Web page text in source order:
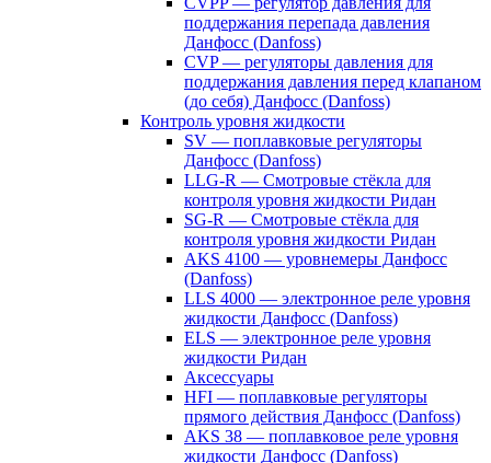
поддержания перепада давления
Данфосс (Danfoss)
CVP — регуляторы давления для
поддержания давления перед клапаном
(до себя) Данфосс (Danfoss)
Контроль уровня жидкости
SV — поплавковые регуляторы
Данфосс (Danfoss)
LLG-R — Смотровые стёкла для
контроля уровня жидкости Ридан
SG-R — Смотровые стёкла для
контроля уровня жидкости Ридан
AKS 4100 — уровнемеры Данфосс
(Danfoss)
LLS 4000 — электронное реле уровня
жидкости Данфосс (Danfoss)
ELS — электронное реле уровня
жидкости Ридан
Аксессуары
HFI — поплавковые регуляторы
прямого действия Данфосс (Danfoss)
AKS 38 — поплавковое реле уровня
жидкости Данфосс (Danfoss)